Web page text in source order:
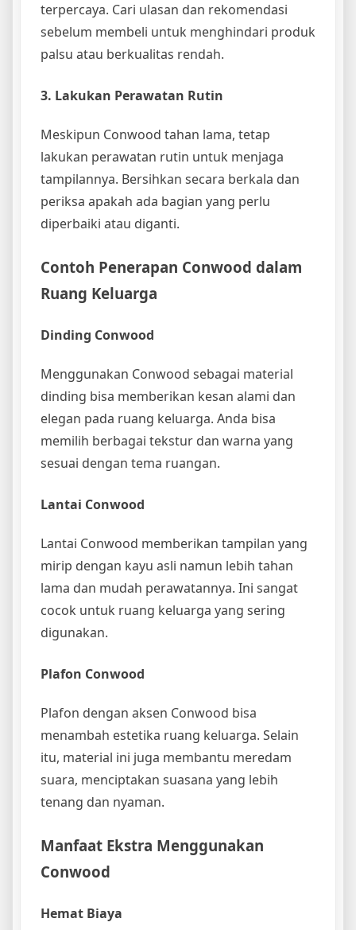
terpercaya. Cari ulasan dan rekomendasi
sebelum membeli untuk menghindari produk
palsu atau berkualitas rendah.
3. Lakukan Perawatan Rutin
Meskipun Conwood tahan lama, tetap
lakukan perawatan rutin untuk menjaga
tampilannya. Bersihkan secara berkala dan
periksa apakah ada bagian yang perlu
diperbaiki atau diganti.
Contoh Penerapan Conwood dalam
Ruang Keluarga
Dinding Conwood
Menggunakan Conwood sebagai material
dinding bisa memberikan kesan alami dan
elegan pada ruang keluarga. Anda bisa
memilih berbagai tekstur dan warna yang
sesuai dengan tema ruangan.
Lantai Conwood
Lantai Conwood memberikan tampilan yang
mirip dengan kayu asli namun lebih tahan
lama dan mudah perawatannya. Ini sangat
cocok untuk ruang keluarga yang sering
digunakan.
Plafon Conwood
Plafon dengan aksen Conwood bisa
menambah estetika ruang keluarga. Selain
itu, material ini juga membantu meredam
suara, menciptakan suasana yang lebih
tenang dan nyaman.
Manfaat Ekstra Menggunakan
Conwood
Hemat Biaya